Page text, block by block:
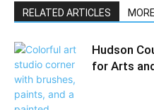
RELATED ARTICLES
Hudson
for Arts